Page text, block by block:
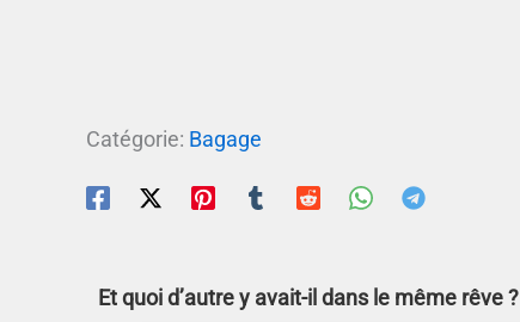
Catégorie: Bagage
Et quoi d’autre y avait-il dans le même rêve ?